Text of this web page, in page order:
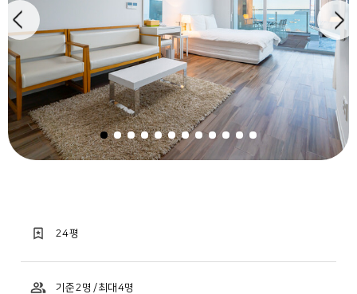
24 평
기준 2명 / 최대 4명